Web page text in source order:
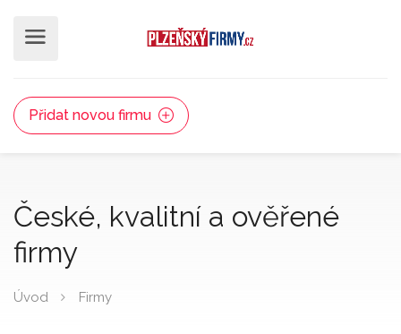
Přidat novou firmu
České, kvalitní a ověřené
firmy
Úvod Firmy